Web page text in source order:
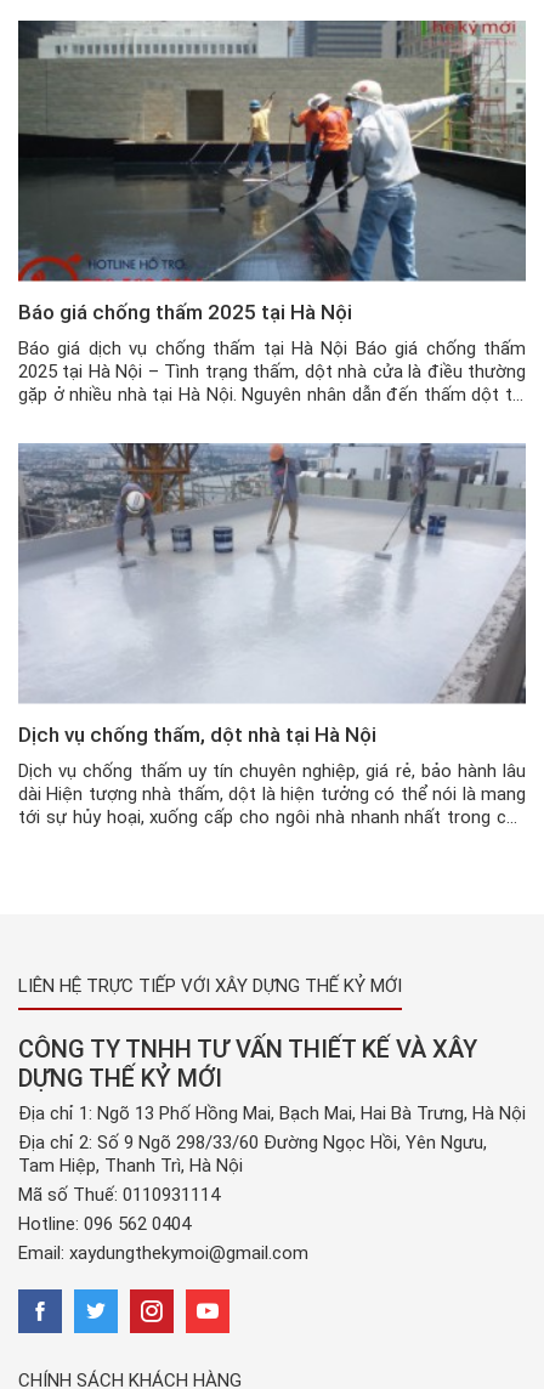
[…]
Báo giá chống thấm 2025 tại Hà Nội
Báo giá dịch vụ chống thấm tại Hà Nội Báo giá chống thấm
2025 tại Hà Nội – Tình trạng thấm, dột nhà cửa là điều thường
gặp ở nhiều nhà tại Hà Nội. Nguyên nhân dẫn đến thấm dột thì
tường kém, trần […]
Dịch vụ chống thấm, dột nhà tại Hà Nội
Dịch vụ chống thấm uy tín chuyên nghiệp, giá rẻ, bảo hành lâu
dài Hiện tượng nhà thấm, dột là hiện tưởng có thể nói là mang
tới sự hủy hoại, xuống cấp cho ngôi nhà nhanh nhất trong các
LIÊN HỆ TRỰC TIẾP VỚI XÂY DỰNG THẾ KỶ MỚI
CÔNG TY TNHH TƯ VẤN THIẾT KẾ VÀ XÂY
DỰNG THẾ KỶ MỚI
Địa chỉ 1: Ngõ 13 Phố Hồng Mai, Bạch Mai, Hai Bà Trưng, Hà Nội
Địa chỉ 2: Số 9 Ngõ 298/33/60 Đường Ngọc Hồi, Yên Ngưu,
Tam Hiệp, Thanh Trì, Hà Nội
Mã số Thuế: 0110931114
Hotline: 096 562 0404
Email: xaydungthekymoi@gmail.com
CHÍNH SÁCH KHÁCH HÀNG